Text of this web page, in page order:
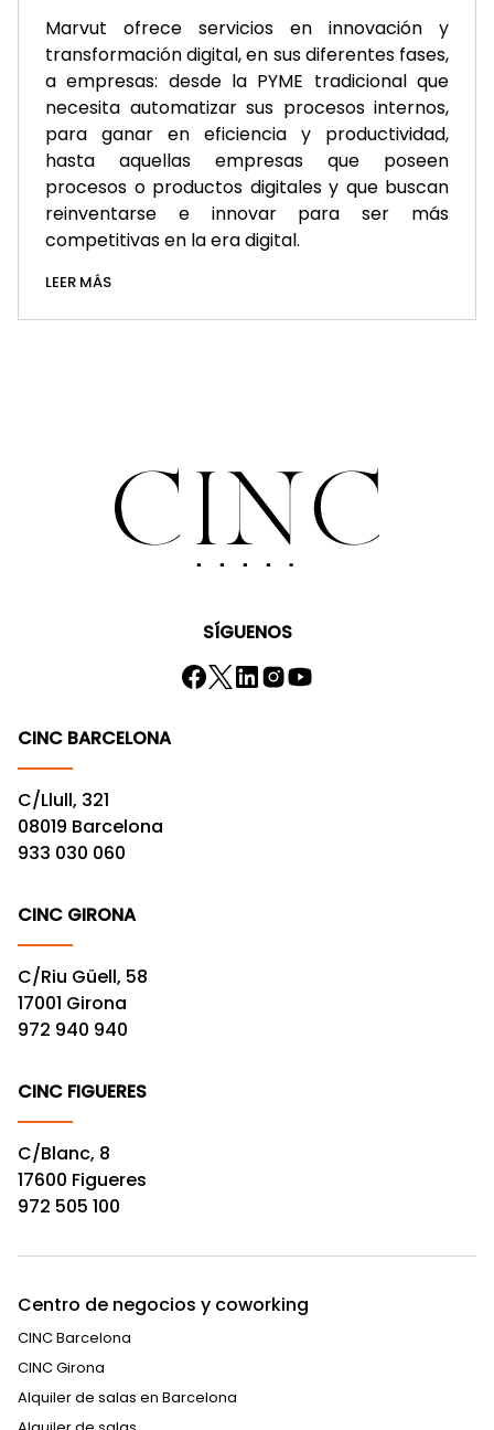
Marvut ofrece servicios en innovación y
transformación digital, en sus diferentes fases,
a empresas: desde la PYME tradicional que
necesita automatizar sus procesos internos,
para ganar en eficiencia y productividad,
hasta aquellas empresas que poseen
procesos o productos digitales y que buscan
reinventarse e innovar para ser más
competitivas en la era digital.
LEER MÁS
SÍGUENOS
CINC BARCELONA
C/Llull, 321
08019 Barcelona
933 030 060
CINC GIRONA
C/Riu Güell, 58
17001 Girona
972 940 940
CINC FIGUERES
C/Blanc, 8
17600 Figueres
972 505 100
Centro de negocios y coworking
CINC Barcelona
CINC Girona
Alquiler de salas en Barcelona